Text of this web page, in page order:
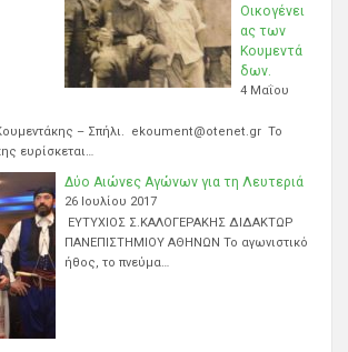
Οικογένει
ας των
Κουμεντά
δων.
4 Μαΐου
– Σπήλι. ekoument@otenet.gr Το
ευρίσκεται…
Δύο Αιώνες Αγώνων για τη Λευτεριά
26 Ιουλίου 2017
ΕΥΤΥΧΙΟΣ Σ.ΚΑΛΟΓΕΡΑΚΗΣ ΔΙΔΑΚΤΩΡ
ΠΑΝΕΠΙΣΤΗΜΙΟΥ ΑΘΗΝΩΝ Το αγωνιστικό
ήθος, το πνεύμα…